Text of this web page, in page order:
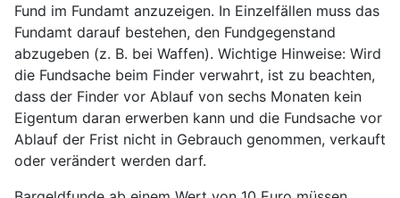
Fund im Fundamt anzuzeigen. In Einzelfällen muss das
Fundamt darauf bestehen, den Fundgegenstand
abzugeben (z. B. bei Waffen). Wichtige Hinweise: Wird
die Fundsache beim Finder verwahrt, ist zu beachten,
dass der Finder vor Ablauf von sechs Monaten kein
Eigentum daran erwerben kann und die Fundsache vor
Ablauf der Frist nicht in Gebrauch genommen, verkauft
oder verändert werden darf.